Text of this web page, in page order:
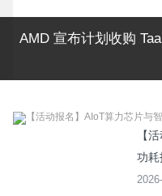
AMD 宣布计划收购
【
功耗